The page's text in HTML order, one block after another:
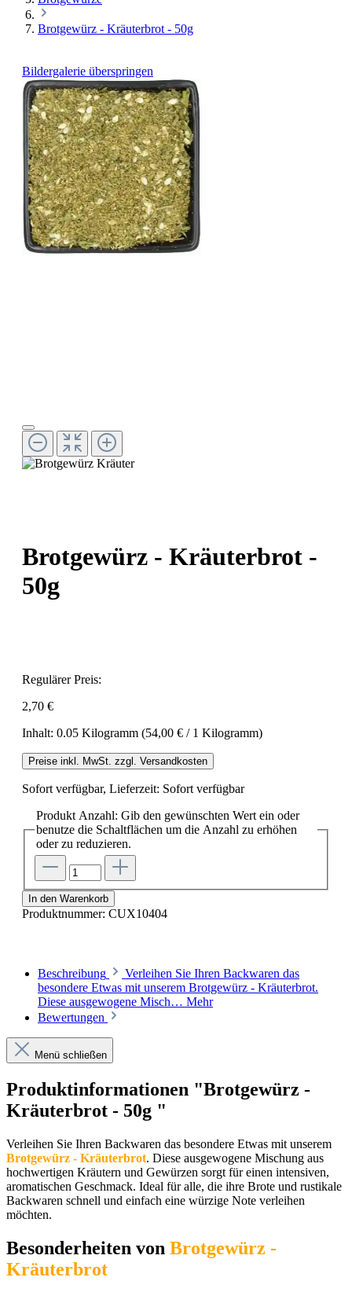
Brotgewürz - Kräuterbrot - 50g
Bildergalerie überspringen
Brotgewürz - Kräuterbrot -
50g
Regulärer Preis:
2,70 €
Inhalt: 0.05 Kilogramm (54,00 € / 1 Kilogramm)
Preise inkl. MwSt. zzgl. Versandkosten
Sofort verfügbar, Lieferzeit: Sofort verfügbar
Produkt Anzahl: Gib den gewünschten Wert ein oder
benutze die Schaltflächen um die Anzahl zu erhöhen
oder zu reduzieren.
In den Warenkorb
Produktnummer: CUX10404
Beschreibung
Verleihen Sie Ihren Backwaren das
besondere Etwas mit unserem Brotgewürz - Kräuterbrot.
Diese ausgewogene Misch… Mehr
Bewertungen
Menü schließen
Produktinformationen "Brotgewürz -
Kräuterbrot - 50g "
Verleihen Sie Ihren Backwaren das besondere Etwas mit unserem
Brotgewürz - Kräuterbrot. Diese ausgewogene Mischung aus
hochwertigen Kräutern und Gewürzen sorgt für einen intensiven,
aromatischen Geschmack. Ideal für alle, die ihre Brote und rustikale
Backwaren schnell und einfach eine würzige Note verleihen
möchten.
Besonderheiten von Brotgewürz -
Kräuterbrot